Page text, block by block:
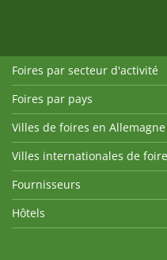
Foires par secteur d'activité
Foires par pays
Villes de foires en Allemagne
Villes internationales de
Fournisseurs
Hôtels